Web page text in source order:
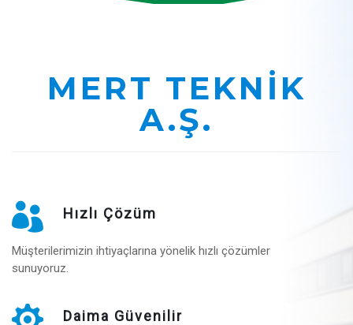
MERT TEKNİK
A.Ş.
Hızlı Çözüm
Müşterilerimizin ihtiyaçlarına yönelik hızlı çözümler
sunuyoruz.
Daima Güvenilir